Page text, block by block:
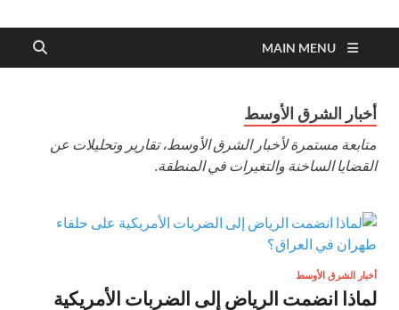
والتقارير
من
العالم
MAIN MENU
أخبار الشرق الأوسط
متابعة مستمرة لأخبار الشرق الأوسط، تقارير وتحليلات عن
القضايا الساخنة والتغيرات في المنطقة.
أخبار الشرق الأوسط
لماذا انضمت الرياض إلى الضربات الأمريكية